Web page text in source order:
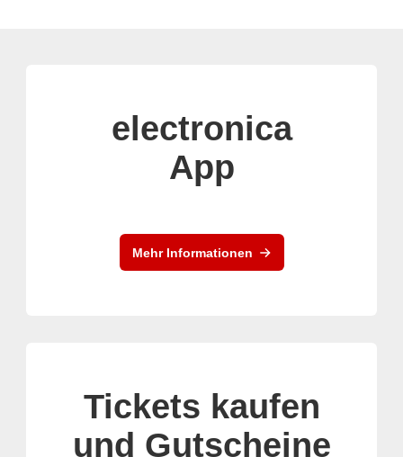
electronica
App
Mehr Informationen
Tickets kaufen
und Gutscheine